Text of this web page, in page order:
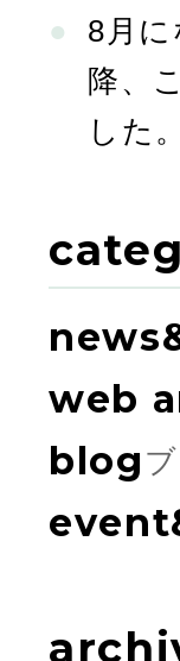
8月
降、
した。
web
blog